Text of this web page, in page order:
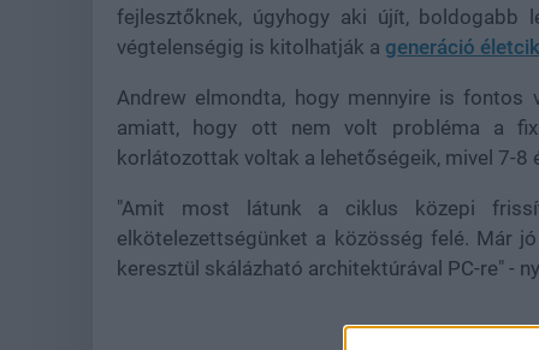
fejlesztőknek, úgyhogy aki újít, boldogabb
végtelenségig is kitolhatják a generáció
Andrew elmondta, hogy mennyire is fontos
amiatt, hogy ott nem volt probléma a
korlátozottak voltak a lehetőségeik, mivel 7-8
"Amit most látunk a ciklus közepi
elkötelezettségünket a közösség felé. Már
keresztül skálázható architektúrával PC-re" -